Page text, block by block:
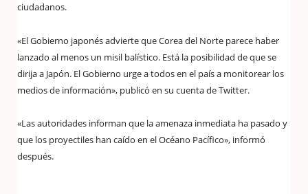
ciudadanos.
«El Gobierno japonés advierte que Corea del Norte parece haber
lanzado al menos un misil balístico. Está la posibilidad de que se
dirija a Japón. El Gobierno urge a todos en el país a monitorear los
medios de información», publicó en su cuenta de Twitter.
«Las autoridades informan que la amenaza inmediata ha pasado y
que los proyectiles han caído en el Océano Pacífico», informó
después.